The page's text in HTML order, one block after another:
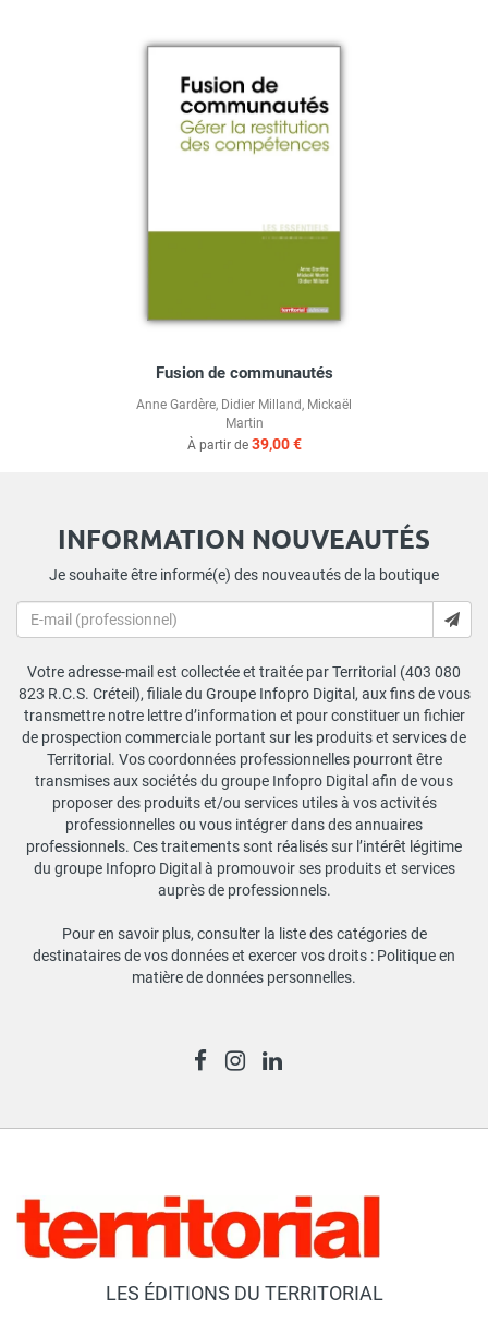
Fusion de communautés
Anne Gardère, Didier Milland, Mickaël
Martin
À partir de 39,00 €
INFORMATION NOUVEAUTÉS
Je souhaite être informé(e) des nouveautés de la boutique
Votre adresse-mail est collectée et traitée par Territorial (403 080
823 R.C.S. Créteil), filiale du Groupe Infopro Digital, aux fins de vous
transmettre notre lettre d’information et pour constituer un fichier
de prospection commerciale portant sur les produits et services de
Territorial. Vos coordonnées professionnelles pourront être
transmises aux sociétés du groupe Infopro Digital afin de vous
proposer des produits et/ou services utiles à vos activités
professionnelles ou vous intégrer dans des annuaires
professionnels. Ces traitements sont réalisés sur l’intérêt légitime
du groupe Infopro Digital à promouvoir ses produits et services
auprès de professionnels.
Pour en savoir plus, consulter la liste des catégories de
destinataires de vos données et exercer vos droits : Politique en
matière de données personnelles.
LES ÉDITIONS DU TERRITORIAL